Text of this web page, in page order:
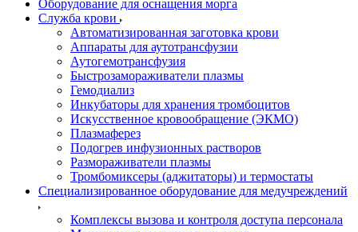
Оборудование для оснащения морга
Служба крови
Автоматизированная заготовка крови
Аппараты для аутотрансфузии
Аутогемотрансфузия
Быстрозамораживатели плазмы
Гемодиализ
Инкубаторы для хранения тромбоцитов
Искусственное кровообращение (ЭКМО)
Плазмаферез
Подогрев инфузионных растворов
Размораживатели плазмы
Тромбомиксеры (аджитаторы) и термостаты
Специализированное оборудование для медучреждений
Комплексы вызова и контроля доступа персонала